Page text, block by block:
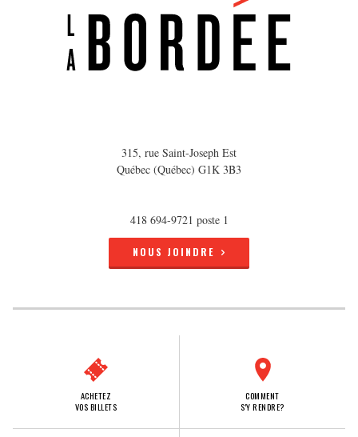
315, rue Saint-Joseph Est
Québec (Québec) G1K 3B3
418 694-9721 poste 1
NOUS JOINDRE
ACHETEZ
VOS BILLETS
COMMENT
S'Y RENDRE?